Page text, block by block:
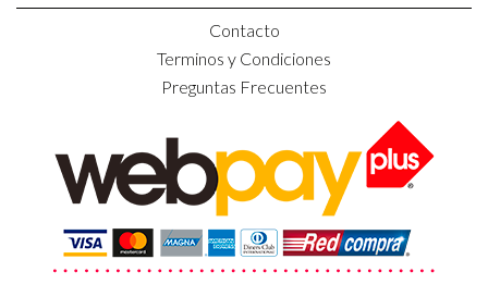
Contacto
Terminos y Condiciones
Preguntas Frecuentes